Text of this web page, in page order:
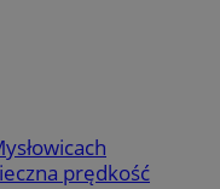
prędkość